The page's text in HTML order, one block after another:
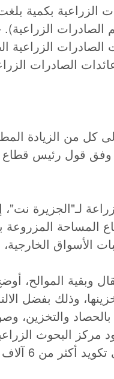
كل من الزيادة
قول رئيس قطاع
لـ"الجزيرة
وبقية الموالح،
وذلك بفضل
والتخزين،
مركز البحوث